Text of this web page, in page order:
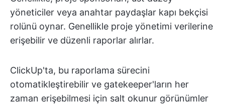
yöneticiler veya anahtar paydaşlar kapı bekçisi
rolünü oynar. Genellikle proje yönetimi verilerine
erişebilir ve düzenli raporlar alırlar.
ClickUp'ta, bu raporlama sürecini
otomatikleştirebilir ve gatekeeper'ların her
zaman erişebilmesi için salt okunur görünümler